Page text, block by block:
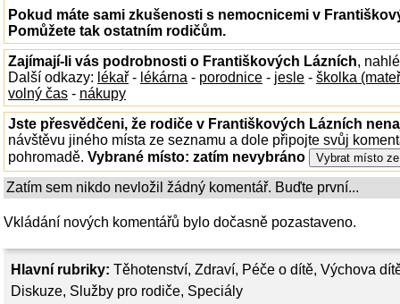
Hlavní rubriky: Těhotenství, Zdraví, Péče o dítě, Výchova
Diskuze, Služby pro rodiče, Speciály
Pokud máte sami zkušenosti s nemocnicemi v
Pomůžete tak ostatním rodičům.
Zajímají-li vás podrobnosti o Františkových Lázních,
Další odkazy: lékař - lékárna - porodnice - jesle - školka
volný čas - nákupy
Jste přesvědčeni, že rodiče v Františkových Lázních
návštěvu jiného místa ze seznamu a dole připojte svůj
pohromadě. Vybrané místo: zatím nevybráno
Zatím sem nikdo nevložil žádný komentář. Buďte první...
Vkládání nových komentářů bylo dočasně pozastaveno.